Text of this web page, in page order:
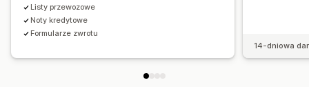
Listy przewozowe
Noty kredytowe
Formularze zwrotu
14-dniowa